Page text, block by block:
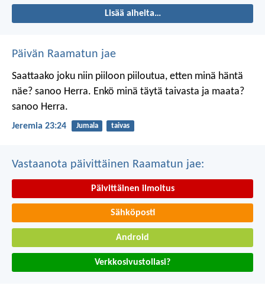
Lisää aiheita…
Päivän Raamatun jae
Saattaako joku niin piiloon piiloutua, etten minä häntä
näe? sanoo Herra. Enkö minä täytä taivasta ja maata?
sanoo Herra.
Jeremia 23:24 Jumala taivas
Vastaanota päivittäinen Raamatun jae:
Päivittäinen ilmoitus
Sähköposti
Android
Verkkosivustollasi?